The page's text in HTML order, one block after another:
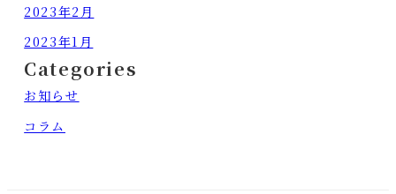
2023年2月
2023年1月
Categories
お知らせ
コラム